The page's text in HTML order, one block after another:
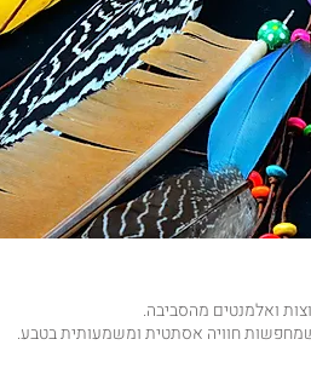
ואלמנטים מהסביבה.
חוויה אסתטית ומשמעותית בטבע.